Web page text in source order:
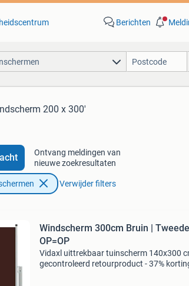
Berichten
200 x 300'
Ontvang meldingen van
nieuwe zoekresultaten
Verwijder filters
Windscherm 300cm Bruin |
OP=OP
Vidaxl uittrekbaar tuinscherm 140x300
gecontroleerd retourproduct - 37%